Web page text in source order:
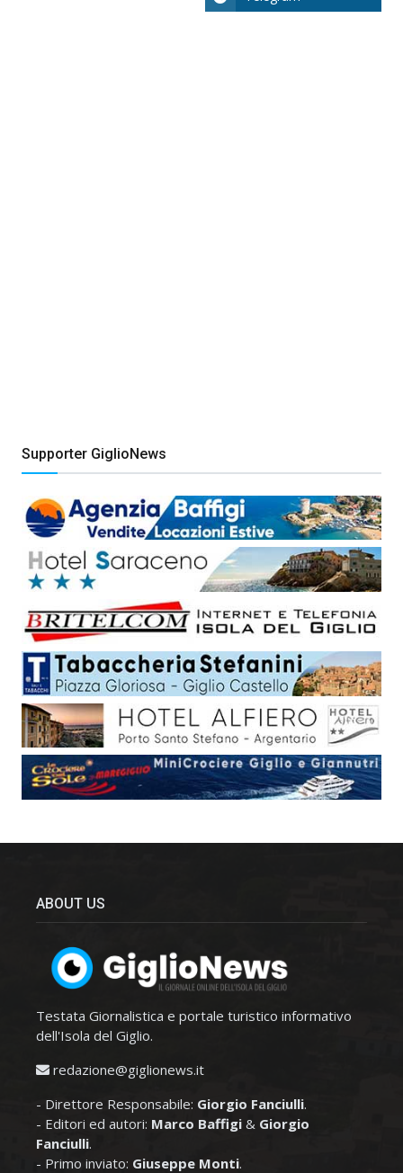
Supporter GiglioNews
ABOUT US
Testata Giornalistica e portale turistico informativo
dell'Isola del Giglio.
redazione@giglionews.it
- Direttore Responsabile: Giorgio Fanciulli.
- Editori ed autori: Marco Baffigi & Giorgio
Fanciulli.
- Primo inviato: Giuseppe Monti.